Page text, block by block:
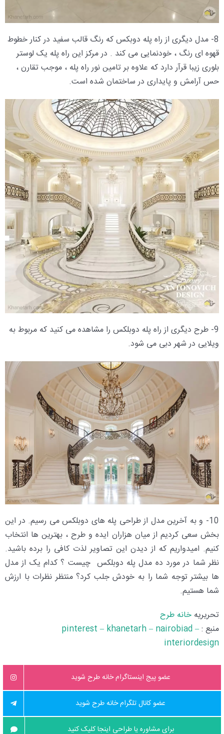
8- مدل دیگری از راه پله دوبکس که رنگ قالب سفید در کنار خطوط
قهوه ای رنگ ، خودنمایی می کند . در مرکز این راه پله یک لوستر
بلوری زیبا قرآر دارد که علاوه بر تامین نور راه پله ، موجب تقارن ،
حس آرامش و پایداری در ساختمان شده است.
9- طرح دیگری از راه پله دوبلکس را مشاهده می کنید که مربوط به
ویلایی در شهر دبی می شود.
10- و به آخرین مدل از طراحی پله های دوبلکس می رسیم. در این
بخش سعی کردیم از میان هزاران ایده و طرح ، بهترین ها انتخاب
کنیم. امیدواریم که از دیدن این تصاویر لذت کافی را برده باشید.
نظر شما در مورد ده مدل پله دوبلکس چیست ؟ کدام یک از مدل
ها بیشتر توجه شما را به خودش جلب کرد؟ منتظر نظرات با ارزش
شما هستیم.
تحریریه خانه طرح
منبع :pinterest – khanetarh – nairobiad –
interiordesign
عضو پیج اینستاگرام خانه طرح شوید
عضو کانال تلگرام خانه طرح شوید
برای مشاوره یا طراحی اینجا کلیک کنید